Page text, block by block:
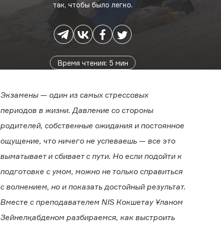
так, чтобы было легко.
Время чтения: 5 мин
Экзамены — один из самых стрессовых
периодов в жизни. Давление со стороны
родителей, собственные ожидания и постоянное
ощущение, что ничего не успеваешь — все это
выматывает и сбивает с пути. Но если подойти к
подготовке с умом, можно не только справиться
с волнением, но и показать достойный результат.
Вместе с преподавателем NIS Кокшетау Ұланом
Зейнелқабденом разбираемся, как выстроить